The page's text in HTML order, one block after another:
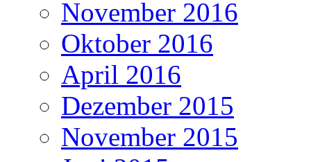
November 2016
Oktober 2016
April 2016
Dezember 2015
November 2015